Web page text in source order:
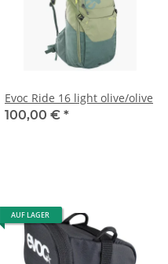
Evoc Ride 16 light olive/olive
100,00 € *
AUF LAGER